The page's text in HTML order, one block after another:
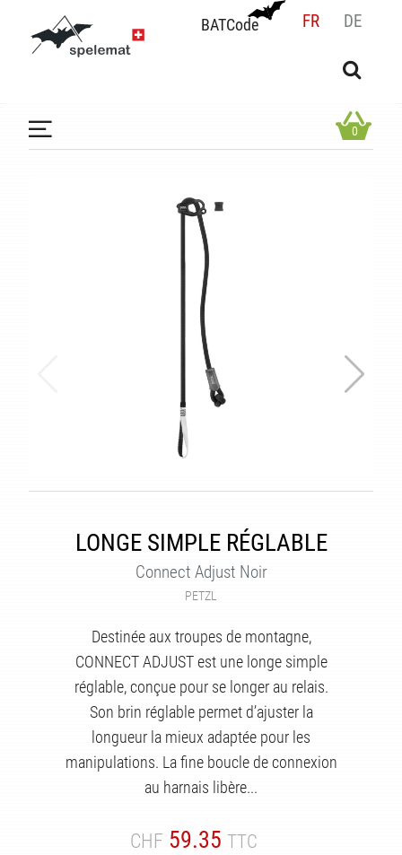
BATCode FR DE
BATCode
OK
0
LONGE SIMPLE RÉGLABLE
Connect Adjust Noir
PETZL
Destinée aux troupes de montagne,
CONNECT ADJUST est une longe simple
réglable, conçue pour se longer au relais.
Son brin réglable permet d’ajuster la
longueur la mieux adaptée pour les
manipulations. La fine boucle de connexion
au harnais libère...
CHF 59.35 TTC